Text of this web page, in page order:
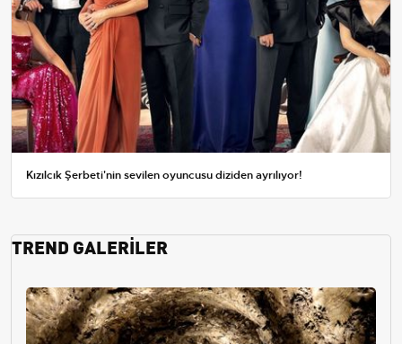
Kızılcık Şerbeti'nin sevilen oyuncusu diziden ayrılıyor!
TREND GALERİLER